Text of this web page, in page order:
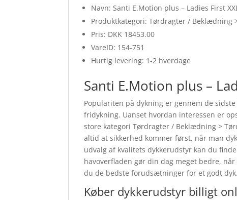
Navn: Santi E.Motion plus – Ladies First
Produktkategori: Tørdragter / Beklædning
Pris: DKK 18453.00
VareID: 154-751
Hurtig levering: 1-2 hverdage
Santi E.Motion plus –
Populariten på dykning er gennem de
fridykning. Uanset hvordan interessen er
store kategori Tørdragter / Beklædning >
altid at sikkerhed kommer først, når man
udvalg af kvalitets dykkerudstyr kan du
havoverfladen gør din dag meget bedre,
du de bedste forudsætninger for et godt dyk.
Køber dykkerudstyr billigt